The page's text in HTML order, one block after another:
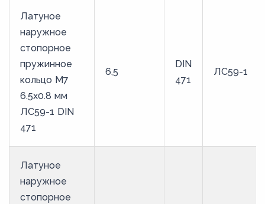
Латуное
наружное
стопорное
пружинное
кольцо M7
6.5х0.8 мм
ЛС59-1 DIN
471
6,5
DIN
471
ЛС59-1
Латуное
наружное
стопорное